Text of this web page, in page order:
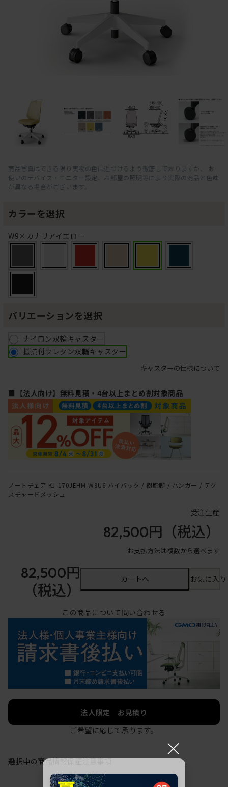
商品写真はできる限り実物の色に近づけるよう徹底しておりますが、 お
使いのデバイス・モニター設定、お部屋の照明等により実際の商品と色味
が異なる場合がございます。
カラーを選択
W9×カナリアイエロー
バリエーションを選択
ナイロン双輪キャスター
抵抗付ウレタン双輪キャスター
キャスターの仕様について
■【法人向け】無料見積・4台以上まとめ割対象商品
ノートチェア KJ-170JEHM-W9U6 ハイバック / 樹脂脚 / ハンガー / テク
スチャードメッシュ
受注生産
82,500円 （税込）
お支払方法は複数から選べます
82,500円
（税込）
カートへ お気に入
この商品について問い合わせる
法人限定 お見積り
ご希望に応じて承ります。
選択中の商品情報保証注意事項
×